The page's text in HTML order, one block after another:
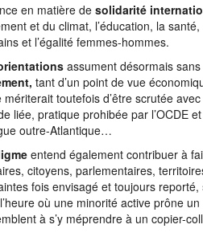
en matière de solidarité
et du climat, l’éducation, la
et l’égalité femmes-hommes.
assument désormais
tant d’un point de vue
toutefois d’être scrutée
liée, pratique prohibée par l’OCDE
outre-Atlantique…
entend également contribuer à
citoyens, parlementaires,
fois envisagé et toujours reporté,
où une minorité active prône
à s’y méprendre à un copier-